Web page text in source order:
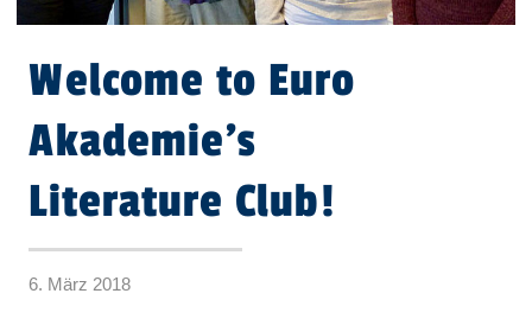
Welcome to Euro
Akademie’s
Literature Club!
6. März 2018